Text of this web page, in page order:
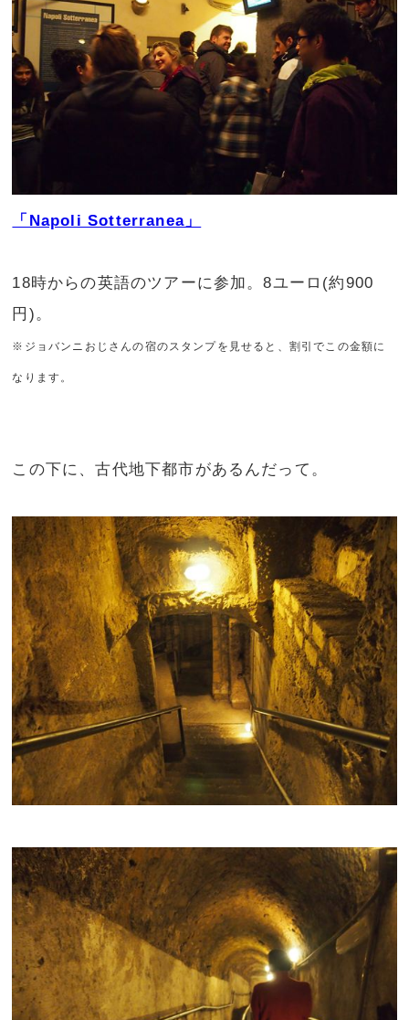
「Napoli Sotterranea」
18時からの英語のツアーに参加。8ユーロ(約900
円)。
※ジョバンニおじさんの宿のスタンプを見せると、割引でこの金額に
なります。
この下に、古代地下都市があるんだって。